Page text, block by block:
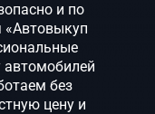
и по
«Автовыкуп
автомобилей
без
цену и